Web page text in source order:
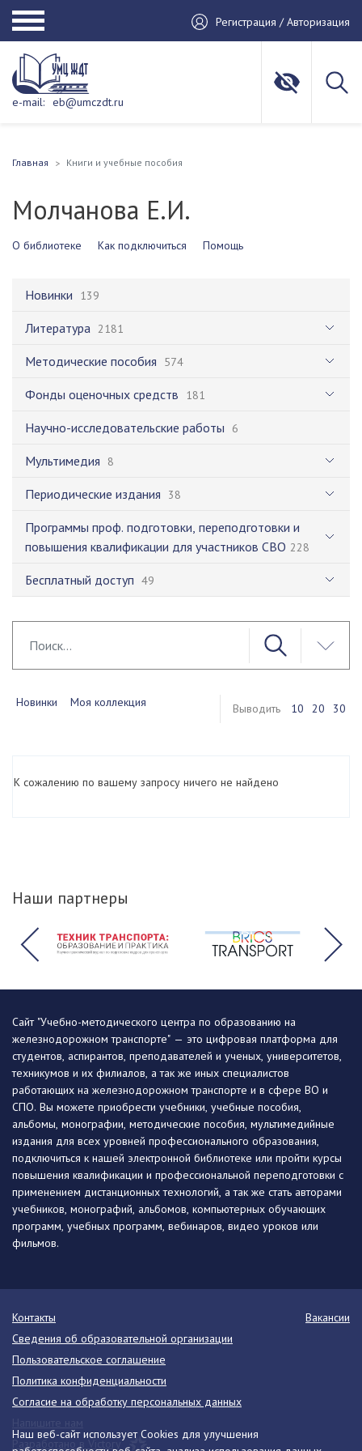
Регистрация / Авторизация
e-mail: eb@umczdt.ru
Главная Книги и учебные пособия
Молчанова Е.И.
О библиотеке Как подключиться Помощь
Новинки 139
Литература 2181
Методические пособия 574
Фонды оценочных средств 181
Научно-исследовательские работы 6
Мультимедия 8
Периодические издания 38
Программы проф. подготовки, переподготовки и
повышения квалификации для участников СВО 228
Бесплатный доступ 49
Новинки Моя коллекция Выводить 10 20 30
К сожалению по вашему запросу ничего не найдено
Наши партнеры
Наш веб-сайт использует Cookies для улучшения
Сайт "Учебно-методического центра по образованию на
железнодорожном транспорте" — это цифровая платформа для
студентов, аспирантов, преподавателей и ученых, университетов,
техникумов и их филиалов, а так же иных специалистов
работающих на железнодорожном транспорте и в сфере ВО и
СПО. Вы можете приобрести учебники, учебные пособия,
альбомы, монографии, методические пособия, мультимедийные
издания для всех уровней профессионального образования,
подключиться к нашей электронной библиотеке или пройти курсы
повышения квалификации и профессиональной переподготовки с
применением дистанционных технологий, а так же стать авторами
учебников, монографий, альбомов, компьютерных обучающих
программ, учебных программ, вебинаров, видео уроков или
фильмов.
Контакты
Вакансии
Сведения об образовательной организации
Пользовательское соглашение
Политика конфиденциальности
Согласие на обработку персональных данных
Разработано в Victory